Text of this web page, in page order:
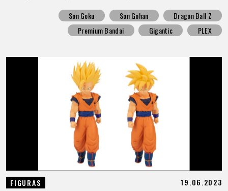
Son Goku Son Gohan
Dragon Ball Z
Premium Bandai
Gigantic PLEX
FIGURAS 19.06.2023